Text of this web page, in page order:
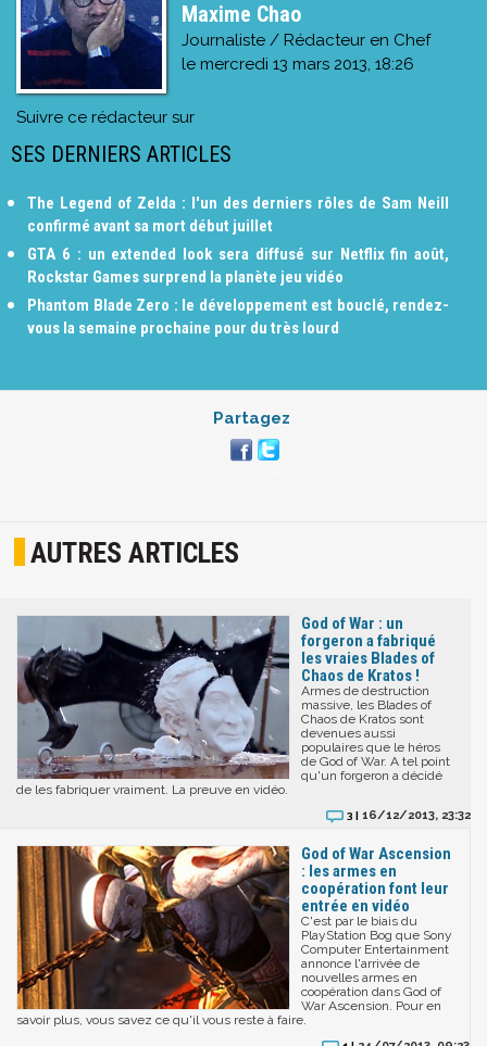
Maxime Chao
Journaliste / Rédacteur en Chef
le mercredi 13 mars 2013, 18:26
Suivre ce rédacteur sur
SES DERNIERS ARTICLES
The Legend of Zelda : l'un des derniers rôles de Sam Neill
confirmé avant sa mort début juillet
GTA 6 : un extended look sera diffusé sur Netflix fin août,
Rockstar Games surprend la planète jeu vidéo
Phantom Blade Zero : le développement est bouclé, rendez-
vous la semaine prochaine pour du très lourd
Partagez
AUTRES ARTICLES
God of War : un
forgeron a fabriqué
les vraies Blades of
Chaos de Kratos !
Armes de destruction
massive, les Blades of
Chaos de Kratos sont
devenues aussi
populaires que le héros
de God of War. A tel point
qu'un forgeron a décidé
de les fabriquer vraiment. La preuve en vidéo.
3 | 16/12/2013, 23:32
God of War Ascension
: les armes en
coopération font leur
entrée en vidéo
C'est par le biais du
PlayStation Bog que Sony
Computer Entertainment
annonce l'arrivée de
nouvelles armes en
coopération dans God of
War Ascension. Pour en
savoir plus, vous savez ce qu'il vous reste à faire.